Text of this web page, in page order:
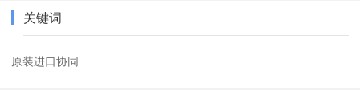
关键词
原装进口协同